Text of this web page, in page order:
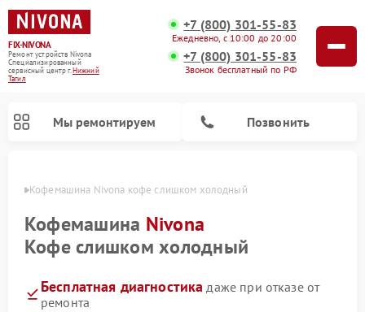
FIX-NIVONA
Ремонт устройств Nivona
Специализированный
cервисный центр г.Нижний
Тагил
+7 (800) 301-55-83
Ежедневно, с 10:00 до 20:00
+7 (800) 301-55-83
Звонок бесплатный по РФ
Мы ремонтируем Позвонить
Кофемашина Nivona кофе слишком холодный
Кофемашина Nivona
Кофе слишком холодный
Бесплатная диагностика даже при отказе от
ремонта